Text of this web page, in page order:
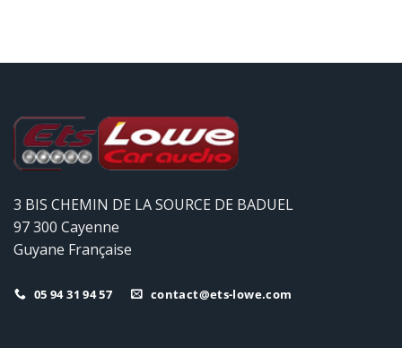
3 BIS CHEMIN DE LA SOURCE DE BADUEL
97 300 Cayenne
Guyane Française
05 94 31 94 57 contact@ets-lowe.com